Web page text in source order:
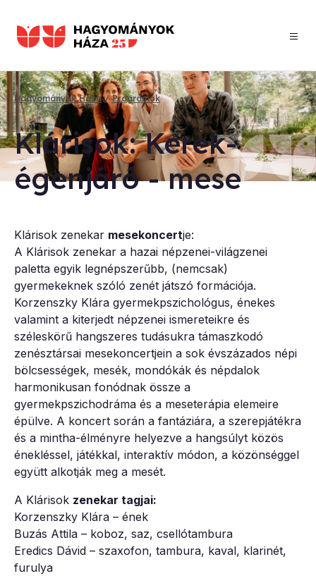
tartalomra
Morzsa
Hagyományok Háza Programok
Klá­ri­sok: Ke­rek­
égen­já­ró - me­se
Klárisok zenekar mesekoncertje:
A Klárisok zenekar a hazai népzenei-világzenei
paletta egyik legnépszerűbb, (nemcsak)
gyermekeknek szóló zenét játszó formációja.
Korzenszky Klára gyermekpszichológus, énekes
valamint a kiterjedt népzenei ismereteikre és
széleskörű hangszeres tudásukra támaszkodó
zenésztársai mesekoncertjein a sok évszázados népi
bölcsességek, mesék, mondókák és népdalok
harmonikusan fonódnak össze a
gyermekpszichodráma és a meseterápia elemeire
épülve. A koncert során a fantáziára, a szerepjátékra
és a mintha-élményre helyezve a hangsúlyt közös
énekléssel, játékkal, interaktív módon, a közönséggel
együtt alkotják meg a mesét.
A Klárisok zenekar tagjai:
Korzenszky Klára – ének
Buzás Attila – koboz, saz, csellótambura
Eredics Dávid – szaxofon, tambura, kaval, klarinét,
furulya